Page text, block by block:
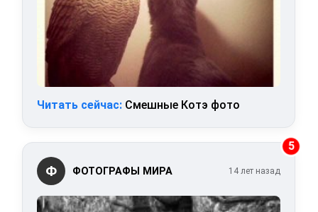
Читать сейчас: Смешные Котэ фото
5
Ф ФОТОГРАФЫ МИРА 14 лет назад